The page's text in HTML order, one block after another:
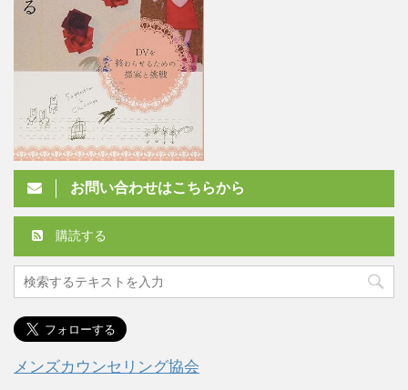
お問い合わせはこちらから
購読する
メンズカウンセリング協会